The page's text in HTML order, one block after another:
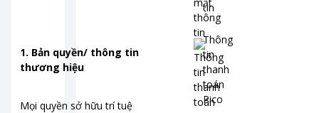
1. Bản quyền/ thông tin
thương hiệu
Mọi quyền sở hữu trí tuệ
tin
Thông
tin
thanh
toán
Pico